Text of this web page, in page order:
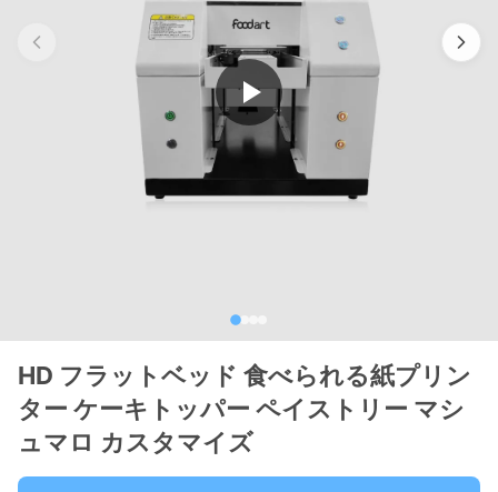
HD フラットベッド 食べられる紙プリン
ター ケーキトッパー ペイストリー マシ
ュマロ カスタマイズ